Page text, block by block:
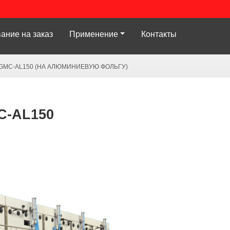
на заказ Применение Контакты
AL150 (НА АЛЮМИНИЕВУЮ ФОЛЬГУ)
AL150